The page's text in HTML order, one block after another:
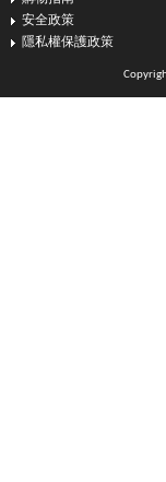
安全政策
隱私權保護政策